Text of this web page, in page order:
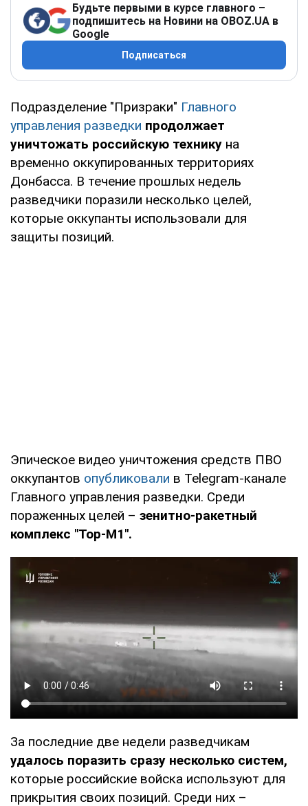
Будьте первыми в курсе главного –
подпишитесь на Новини на OBOZ.UA в
Google
Подписаться
Подразделение "Призраки" Главного
управления разведки продолжает
уничтожать российскую технику на
временно оккупированных территориях
Донбасса. В течение прошлых недель
разведчики поразили несколько целей,
которые оккупанты использовали для
защиты позиций.
Эпическое видео уничтожения средств ПВО
оккупантов опубликовали в Telegram-канале
Главного управления разведки. Среди
пораженных целей – зенитно-ракетный
комплекс "Тор-М1".
За последние две недели разведчикам
удалось поразить сразу несколько систем,
которые российские войска используют для
прикрытия своих позиций. Среди них –